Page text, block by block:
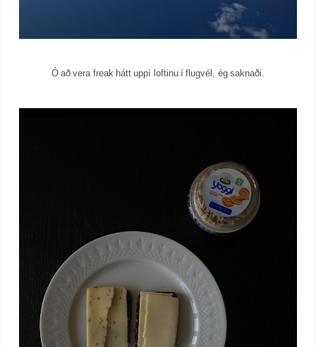
Ó að vera freak hátt uppí loftinu í flugvél, ég saknaði.